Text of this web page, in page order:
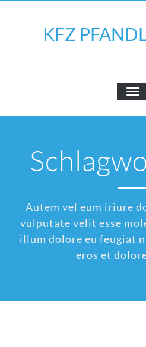
KFZ
Autem vel eum iriure
vulputate velit esse
illum dolore eu feugiat
eros et